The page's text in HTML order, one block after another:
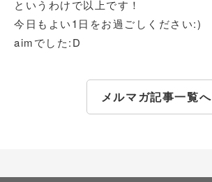
というわけで以上です！
今日もよい1日をお過ごしください:)
aimでした:D
メルマガ記事一覧へ